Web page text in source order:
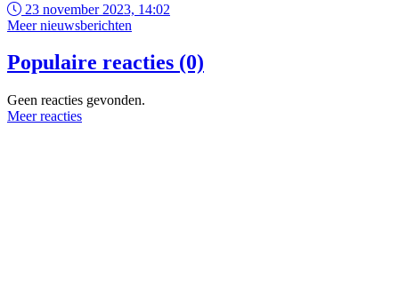
23 november 2023, 14:02
Meer nieuwsberichten
Populaire reacties (0)
Geen reacties gevonden.
Meer reacties